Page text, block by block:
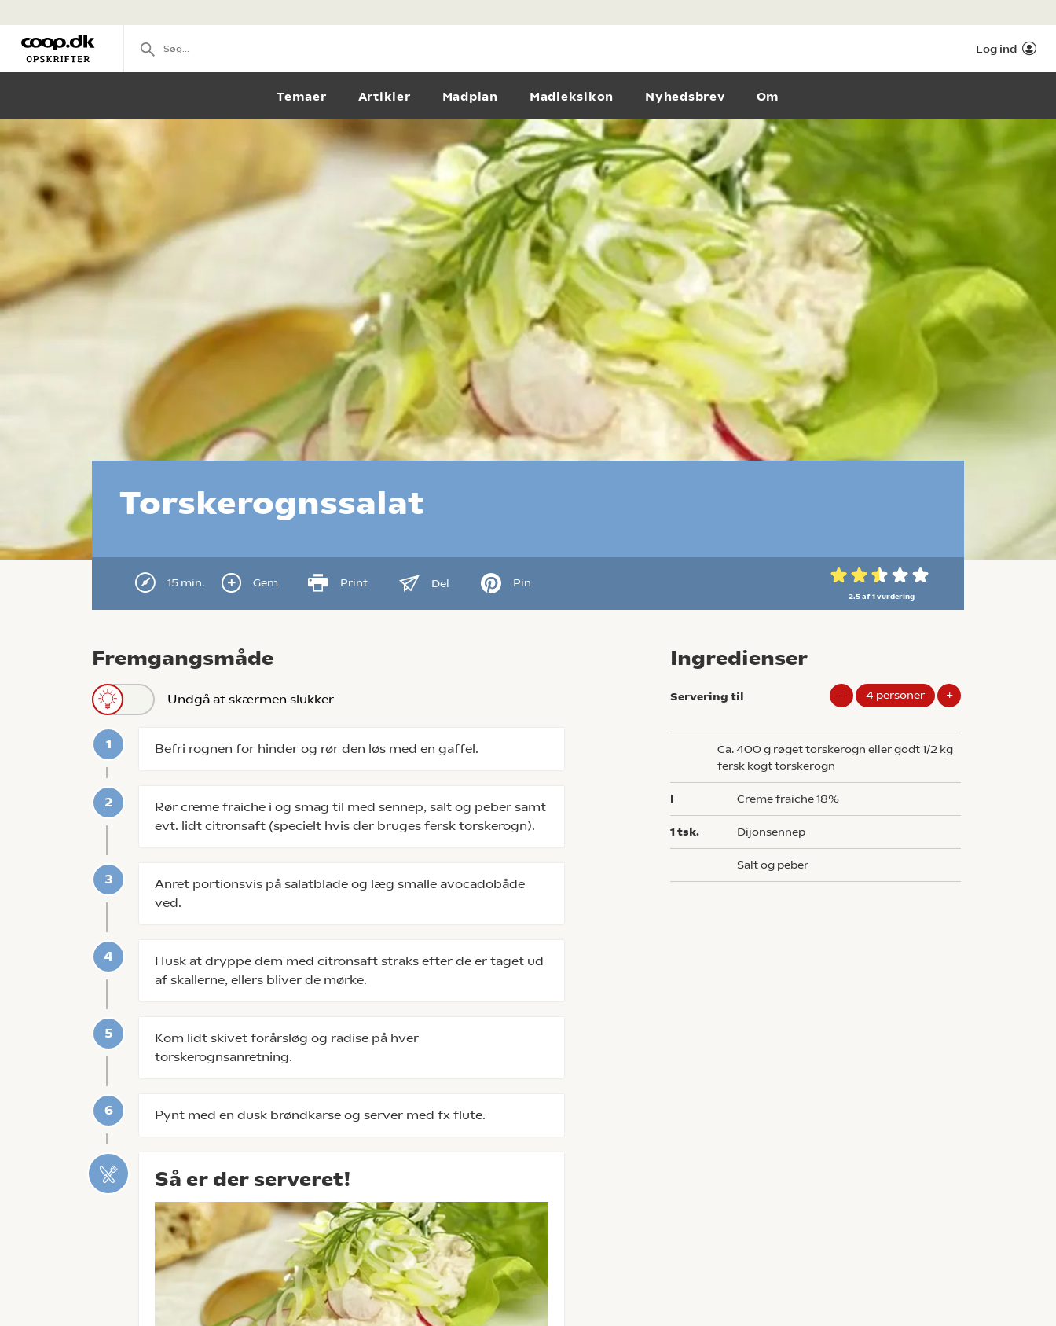
Log ind
Temaer Artikler Madplan Madleksikon Nyhedsbrev Om
Torskerognssalat
15 min. Gem Print Del Pin
2.5 af 1 vurdering
Fremgangsmåde
Undgå at skærmen slukker
Befri rognen for hinder og rør den løs med en gaffel.
Rør creme fraiche i og smag til med sennep, salt og peber samt
evt. lidt citronsaft (specielt hvis der bruges fersk torskerogn).
Anret portionsvis på salatblade og læg smalle avocadobåde
ved.
Husk at dryppe dem med citronsaft straks efter de er taget ud
af skallerne, ellers bliver de mørke.
Kom lidt skivet forårsløg og radise på hver
torskerognsanretning.
Pynt med en dusk brøndkarse og server med fx flute.
Så er der serveret!
Ingredienser
Servering til - 4 personer +
ca. 400 g røget torskerogn eller godt 1/2 kg
fersk kogt torskerogn
l creme fraiche 18%
1tsk. dijonsennep
salt og peber